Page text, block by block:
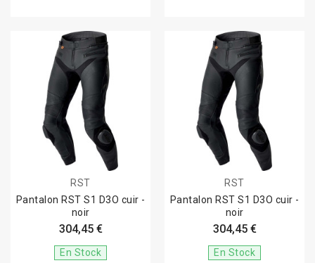
RST
Pantalon RST S1 D3O cuir -
noir
304,45 €
En Stock
RST
Pantalon RST S1 D3O cuir -
noir
304,45 €
En Stock